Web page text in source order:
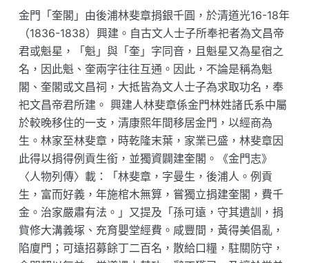
金門「奎閣」由後浦林斐章捐銀千圓，於清道光16-18年
（1836-1838）興建。自古文人士子所奉祀者為文昌帝
君或魁星，「魁」與「奎」字同音，且魁星又為星宿之
名，因此魁、奎兩字往往互通。因此，不論是稱為魁
閣、奎閣或文昌祠，大抵皆為文人士子為求取功名，奉
祀文昌帝君所建。 興建人林斐章係金門林姓諸氏系中屬
於較晚移住的一支，清康熙年間移居金門，以經商為
生。林家至林斐章，時乾隆末葉，家業已盛，林斐章因
此得以捐得例貢生銜，並獨資闢建奎閣。《金門志》
〈人物列傳〉載：「林斐章，字曼生，後浦人。例貢
生，富而好義，年施棺木無算，嘗獨立捐建奎閣，費千
金。治家嚴肅有法。」又提及「孫可遠，守其遺訓，捐
貲修大溝義塚、充育嬰堂經費。咸豐間，黃得美倡亂，
陷廈門；可遠招募餘丁二百名，散給口糧，駐關防守，